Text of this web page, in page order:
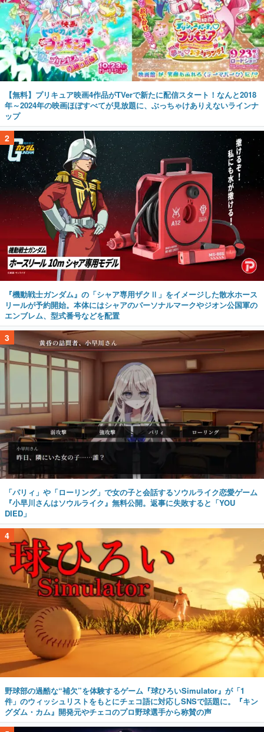
【無料】プリキュア映画4作品がTVerで新たに配信スタート！なんと2018
年～2024年の映画ほぼすべてが見放題に、ぶっちゃけありえないラインナ
ップ
2
『機動戦士ガンダム』の「シャア専用ザクⅡ」をイメージした散水ホース
リールが予約開始。本体にはシャアのパーソナルマークやジオン公国軍の
エンブレム、型式番号などを配置
3
「パリィ」や「ローリング」で女の子と会話するソウルライク恋愛ゲーム
『小早川さんはソウルライク』無料公開。返事に失敗すると「YOU
DIED」
4
野球部の過酷な“補欠”を体験するゲーム『球ひろいSimulator』が「1
件」のウィッシュリストをもとにチェコ語に対応しSNSで話題に。『キン
グダム・カム』開発元やチェコのプロ野球選手から称賛の声